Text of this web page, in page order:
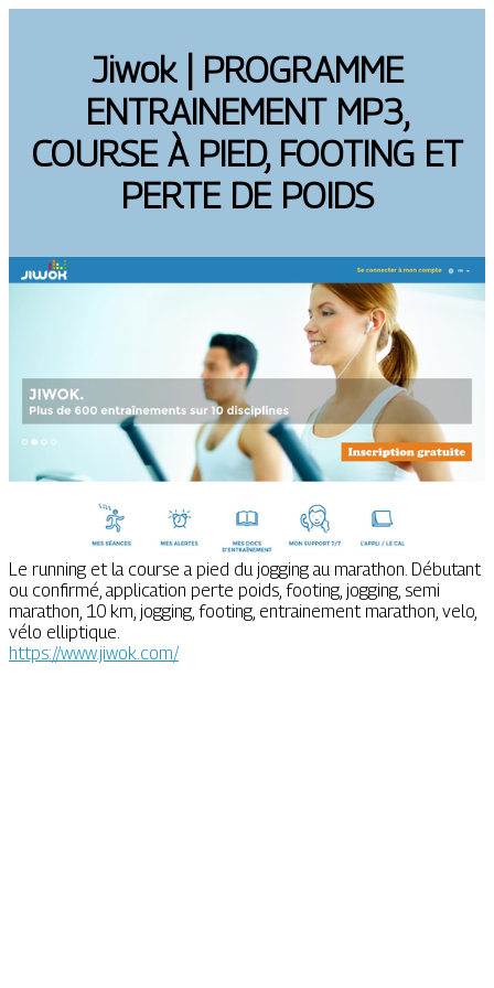
Jiwok | PROGRAMME
ENTRAINEMENT MP3,
COURSE À PIED, FOOTING ET
PERTE DE POIDS
Le running et la course a pied du jogging au marathon. Débutant
ou confirmé, application perte poids, footing, jogging, semi
marathon, 10 km, jogging, footing, entrainement marathon, velo,
vélo elliptique.
https://www.jiwok.com/